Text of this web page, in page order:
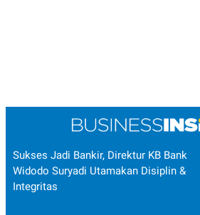
Sukses Jadi Bankir, Direktur KB Bank
Widodo Suryadi Utamakan Disiplin &
Integritas